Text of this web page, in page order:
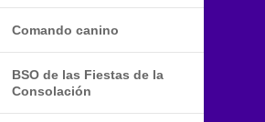
Comando canino
BSO de las Fiestas de la
Consolación